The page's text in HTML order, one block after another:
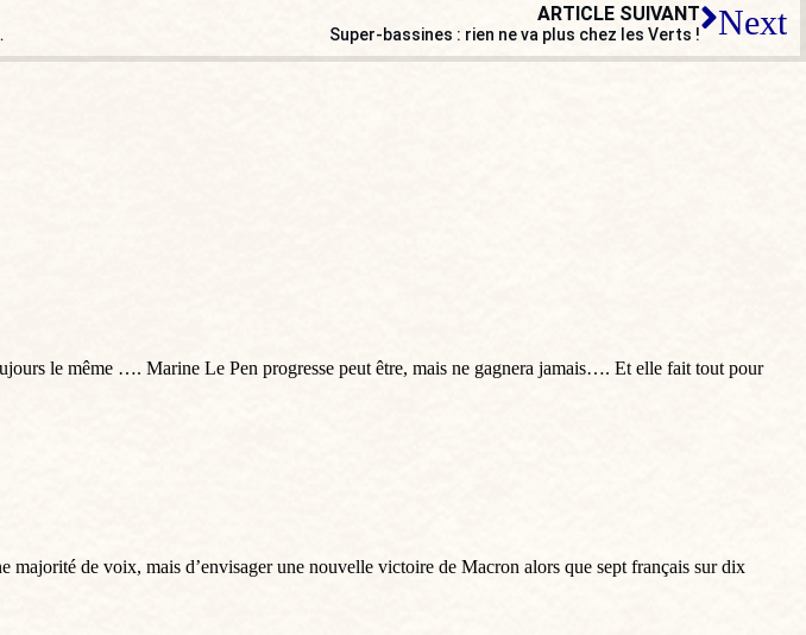
les Français
ARTICLE SUIVANT
Super-bassines : rien ne va plus chez les Verts ! Next
le même …. Marine Le Pen progresse peut être, mais ne gagnera jamais…. Et elle fait tout pour
de voix, mais d’envisager une nouvelle victoire de Macron alors que sept français sur dix